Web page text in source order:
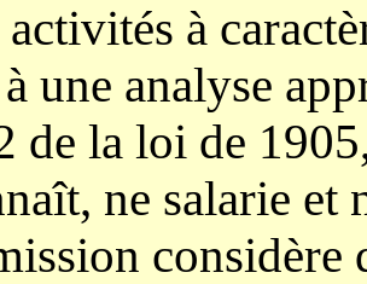
activités à
une analyse
de la loi de
ne salarie et
considère